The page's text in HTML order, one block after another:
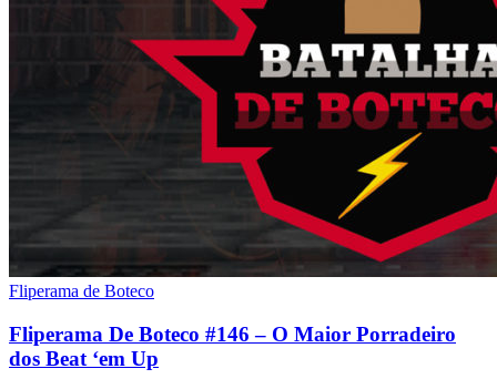
Fliperama de Boteco
Fliperama De Boteco #146 – O Maior Porradeiro
dos Beat ‘em Up